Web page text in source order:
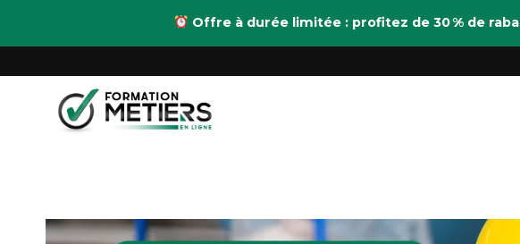
Offre à durée limitée : profitez de 30 % de